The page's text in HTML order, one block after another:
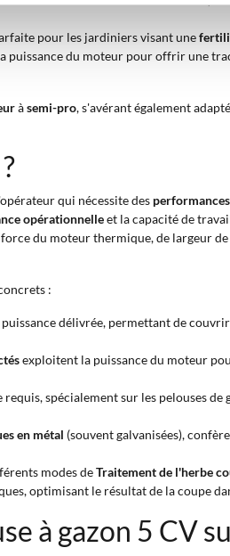
pour les jardiniers visant une
puissance du moteur pour offrir une
àsemi-pro, s'avérant également
qui nécessite des
opérationnelleet la capacité de
du moteur thermique, de largeur
:
délivrée, permettant de
exploitent la puissance du moteur
spécialement sur les pelouses de
en métal (souvent galvanisées),
modes deTraitement de l'herbe
optimisant le résultat de la coupe
à gazon 5 CV